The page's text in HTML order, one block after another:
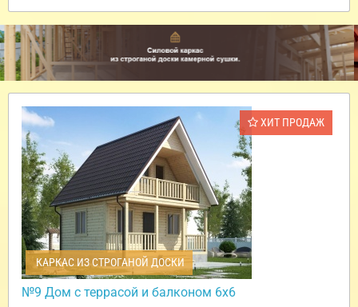
ХИТ ПРОДАЖ
КАРКАС ИЗ СТРОГАНОЙ ДОСКИ
№9 Дом с террасой и балконом 6х6